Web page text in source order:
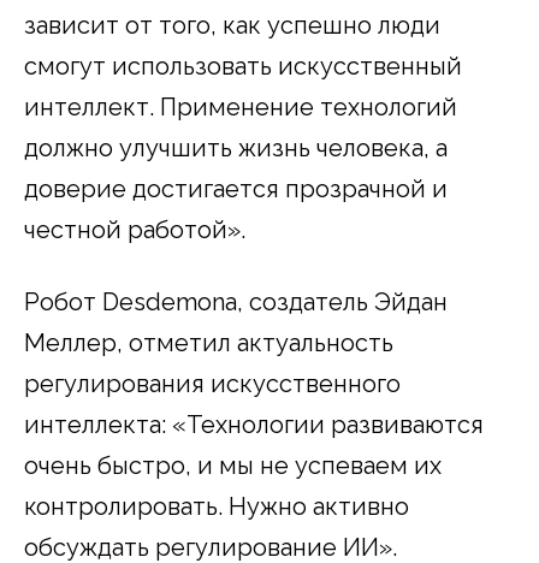
зависит от того, как успешно люди
смогут использовать искусственный
интеллект. Применение технологий
должно улучшить жизнь человека, а
доверие достигается прозрачной и
честной работой».
Робот Desdemona, создатель Эйдан
Меллер, отметил актуальность
регулирования искусственного
интеллекта: «Технологии развиваются
очень быстро, и мы не успеваем их
контролировать. Нужно активно
обсуждать регулирование ИИ».